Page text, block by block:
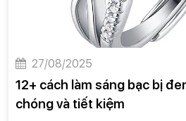
27/08/2025
12+ cách làm sáng bạc bị
chóng và tiết kiệm